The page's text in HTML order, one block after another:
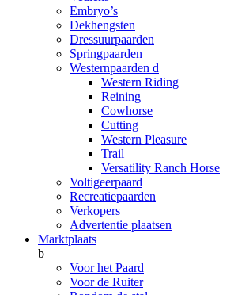
Embryo’s
Dekhengsten
Dressuurpaarden
Springpaarden
Westernpaarden d
Western Riding
Reining
Cowhorse
Cutting
Western Pleasure
Trail
Versatility Ranch Horse
Voltigeerpaard
Recreatiepaarden
Verkopers
Advertentie plaatsen
Marktplaats
b
Voor het Paard
Voor de Ruiter